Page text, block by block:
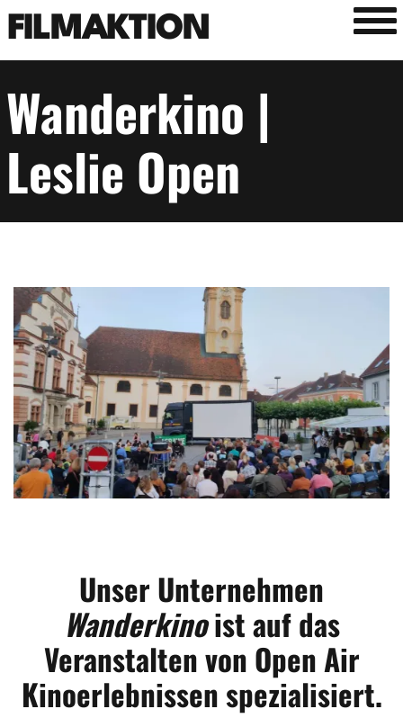
FILMAKTION
Wanderkino |
Leslie Open
Image
Unser Unternehmen
Wanderkinoist auf das
Veranstalten von Open Air
Kinoerlebnissen spezialisiert.